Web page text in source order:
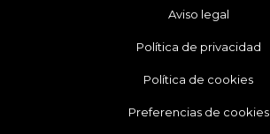
Aviso legal
Política de privacidad
Política de cookies
Preferencias de cookies